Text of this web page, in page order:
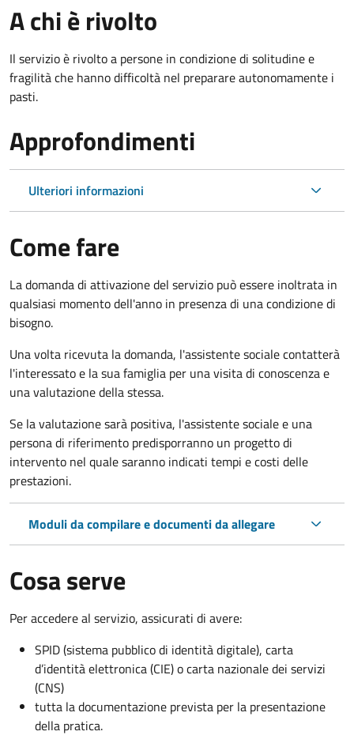
A chi è rivolto
Il servizio è rivolto a persone in condizione di solitudine e
fragilità che hanno difficoltà nel preparare autonomamente i
pasti.
Approfondimenti
Ulteriori informazioni
Come fare
La domanda di attivazione del servizio può essere inoltrata in
qualsiasi momento dell'anno in presenza di una condizione di
bisogno.
Una volta ricevuta la domanda, l'assistente sociale contatterà
l'interessato e la sua famiglia per una visita di conoscenza e
una valutazione della stessa.
Se la valutazione sarà positiva, l'assistente sociale e una
persona di riferimento predisporranno un progetto di
intervento nel quale saranno indicati tempi e costi delle
prestazioni.
Moduli da compilare e documenti da allegare
Cosa serve
Per accedere al servizio, assicurati di avere:
SPID (sistema pubblico di identità digitale), carta
d’identità elettronica (CIE) o carta nazionale dei servizi
(CNS)
tutta la documentazione prevista per la presentazione
della pratica.